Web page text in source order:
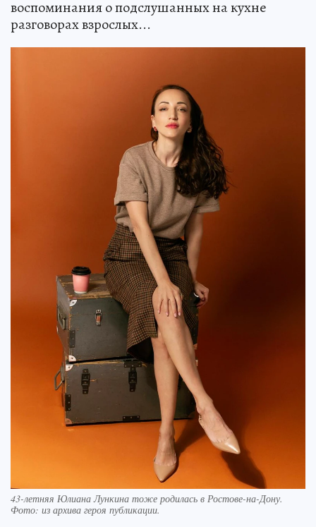
воспоминания о подслушанных на кухне
разговорах взрослых...
43-летняя Юлиана Лункина тоже родилась в Ростове-на-Дону.
Фото: из архива героя публикации.